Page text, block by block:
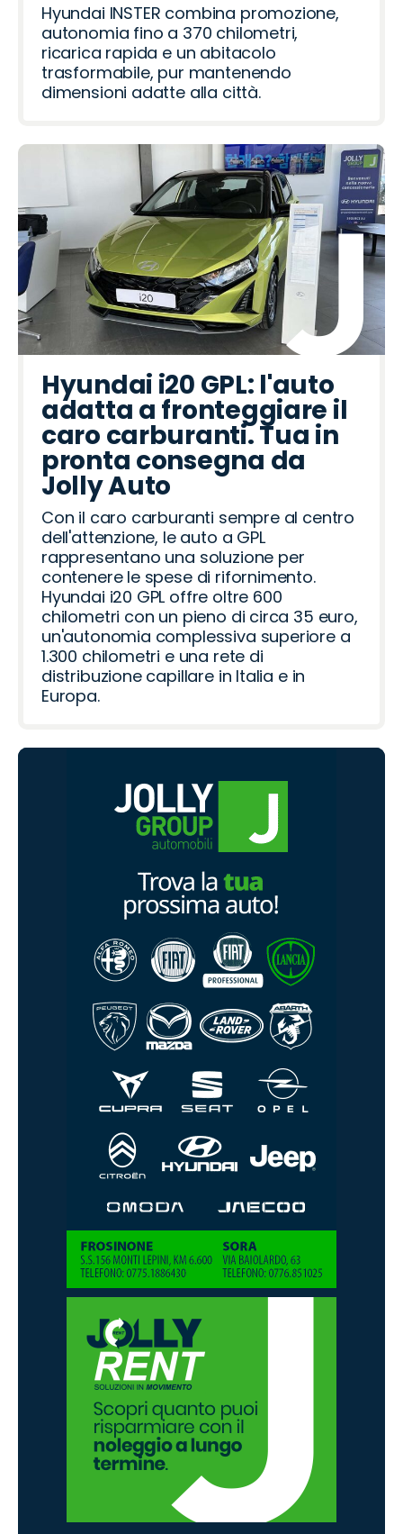
Hyundai INSTER combina promozione,
autonomia fino a 370 chilometri,
ricarica rapida e un abitacolo
trasformabile, pur mantenendo
dimensioni adatte alla città.
Hyundai i20 GPL: l'auto
adatta a fronteggiare il
caro carburanti. Tua in
pronta consegna da
Jolly Auto
Con il caro carburanti sempre al centro
dell'attenzione, le auto a GPL
rappresentano una soluzione per
contenere le spese di rifornimento.
Hyundai i20 GPL offre oltre 600
chilometri con un pieno di circa 35 euro,
un'autonomia complessiva superiore a
1.300 chilometri e una rete di
distribuzione capillare in Italia e in
Europa.